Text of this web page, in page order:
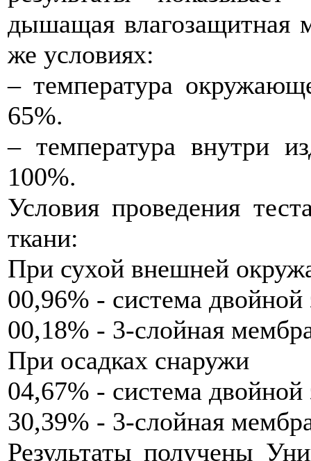
дышащая влагозащитная
же условиях:
– температура
65%.
– температура внутри
100%.
Условия проведения
ткани:
При сухой внешней
00,96% - система
00,18% - 3-слойная
При осадках снаружи
04,67% - система
30,39% - 3-слойная
Результаты получены